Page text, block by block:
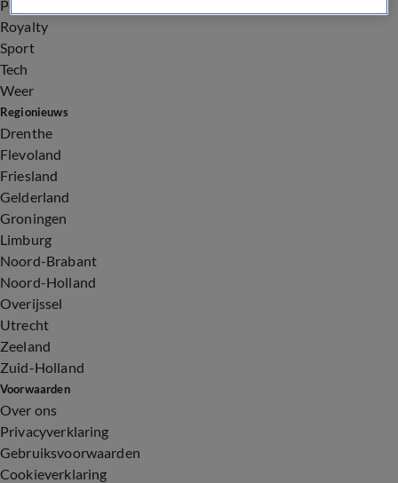
Politiek
Royalty
Sport
Tech
Weer
Regionieuws
Drenthe
Flevoland
Friesland
Gelderland
Groningen
Limburg
Noord-Brabant
Noord-Holland
Overijssel
Utrecht
Zeeland
Zuid-Holland
Voorwaarden
Over ons
Privacyverklaring
Gebruiksvoorwaarden
Cookieverklaring